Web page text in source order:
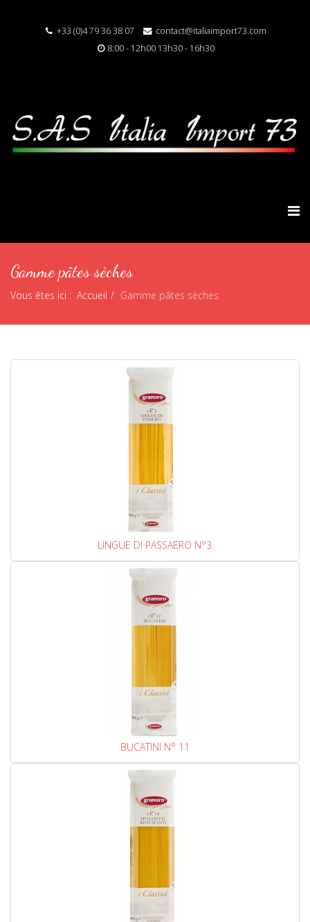
+33 (0)4 79 36 38 07
contact@italiaimport73.com
8:00 - 12h00 13h30 - 16h30
Gamme pâtes sèches
Vous êtes ici : Accueil Gamme pâtes sèches
LINGUE DI PASSAERO N°3
BUCATINI N° 11